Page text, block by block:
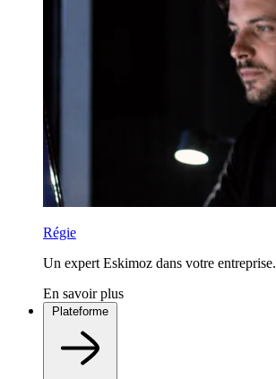
Régie
Un expert Eskimoz dans votre entreprise.
En savoir plus
Plateforme